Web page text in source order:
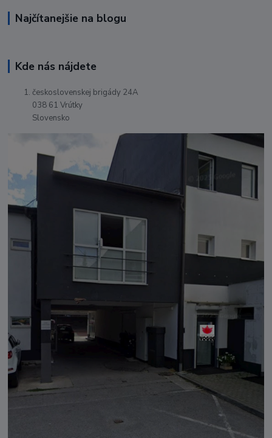
Najčítanejšie na blogu
Kde nás nájdete
československej brigády 24A
038 61 Vrútky
Slovensko